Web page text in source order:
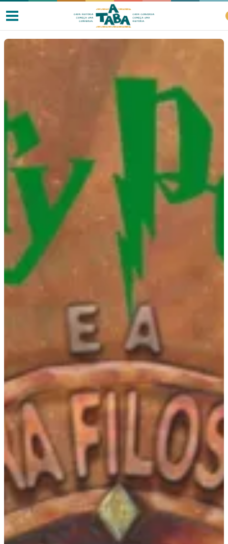
Resenhas
Clube de Leitores
Listas
Como ler?
Na escola
Na família
Colunas
Colecionáveis
Cursos On line
E-Books
Eventos
Podcast
Assine
Taba na Escola